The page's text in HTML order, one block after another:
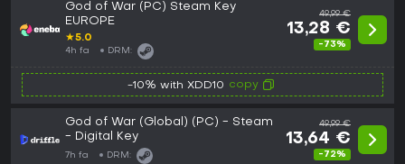
God of War (PC) Steam Key
EUROPE
★5.0
4h fa DRM:
49,99 €
13,28 €
-73%
-10% with XDD10 copy
God of War (Global) (PC) - Steam
- Digital Key
7h fa DRM:
49,99 €
13,64 €
-72%